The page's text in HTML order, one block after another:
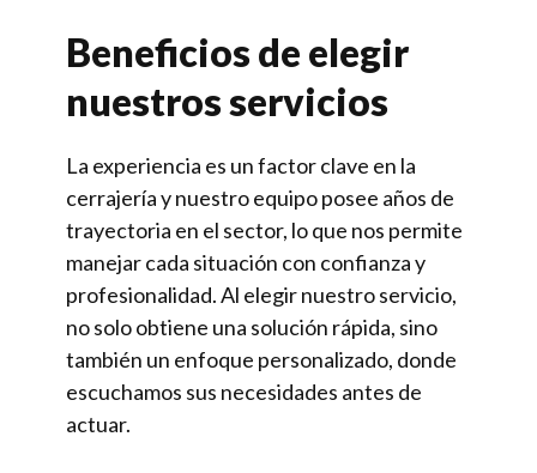
Beneficios de elegir
nuestros servicios
La experiencia es un factor clave en la
cerrajería y nuestro equipo posee años de
trayectoria en el sector, lo que nos permite
manejar cada situación con confianza y
profesionalidad. Al elegir nuestro servicio,
no solo obtiene una solución rápida, sino
también un enfoque personalizado, donde
escuchamos sus necesidades antes de
actuar.